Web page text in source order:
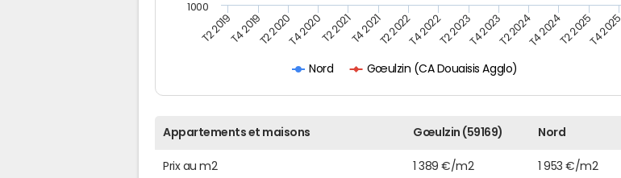
Nord Gœulzin (CA Douaisis Agglo)
T2 2019T4 2019T2 2020T4 2020T2 2021T4 2021T2 2022T4 2022T2 2023T4 2023T2 2024T4 2024T2 2025T4 2025
1000
Appartements et maisons Gœulzin (59169) Nord
Prix au m2 1 389 €/m2 1 953 €/m2